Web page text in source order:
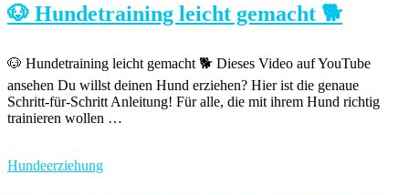
🐶 Hundetraining leicht gemacht 🐕
🐶 Hundetraining leicht gemacht 🐕 Dieses Video auf YouTube
ansehen Du willst deinen Hund erziehen? Hier ist die genaue
Schritt-für-Schritt Anleitung! Für alle, die mit ihrem Hund richtig
trainieren wollen …
Hundeerziehung